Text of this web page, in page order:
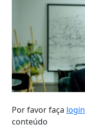
Por favor faça login
conteúdo